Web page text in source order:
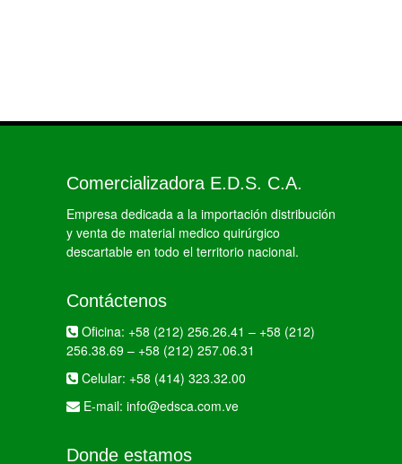
Comercializadora E.D.S. C.A.
Empresa dedicada a la importación distribución
y venta de material medico quirúrgico
descartable en todo el territorio nacional.
Contáctenos
Oficina: +58 (212) 256.26.41 – +58 (212)
256.38.69 – +58 (212) 257.06.31
Celular: +58 (414) 323.32.00
E-mail: info@edsca.com.ve
Donde estamos